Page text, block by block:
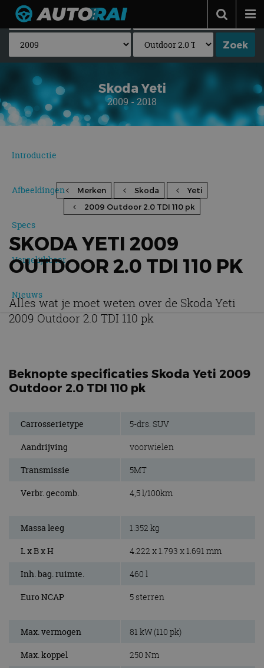
Autonieuws
Podcast
Autotests
Automerken
Adverteren
Contact
Skoda Yeti
2009 - 2018
Introductie
Afbeeldingen
Specs
Vergelijkbaar
Nieuws
Merken Skoda
Yeti
2009 Outdoor 2.0 TDI 110 pk
SKODA YETI 2009
OUTDOOR 2.0 TDI 110 PK
Alles wat je moet weten over de Skoda Yeti
2009 Outdoor 2.0 TDI 110 pk
Beknopte specificaties Skoda Yeti 2009
Outdoor 2.0 TDI 110 pk
Carrosserietype 5-drs. SUV
Aandrijving voorwielen
Transmissie 5MT
Verbr. gecomb. 4,5 l/100km
Massa leeg 1.352 kg
L x B x H 4.222 x 1.793 x 1.691 mm
Inh. bag. ruimte. 460 l
Euro NCAP 5 sterren
Max. vermogen 81 kW (110 pk)
Max. koppel 250 Nm